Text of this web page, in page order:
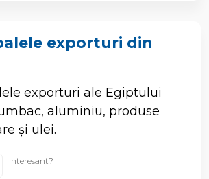
exporturi din
exporturi ale Egiptului
aluminiu, produse
și ulei.
Interesant?